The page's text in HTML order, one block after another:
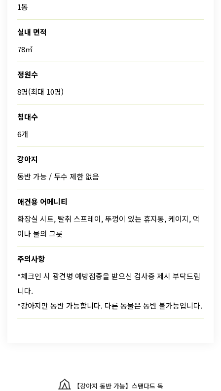
1동
실내 면적
78㎡
정원수
8명(최대 10명)
침대수
6개
강아지
동반 가능 / 두수 제한 없음
애견용 어메니티
화장실 시트, 탈취 스프레이, 뚜껑이 있는 휴지통, 케이지, 먹
이나 물의 그릇
주의사항
*체크인 시 광견병 예방접종을 받으신 검사증 제시 부탁드립
니다.
*강아지만 동반 가능합니다. 다른 동물은 동반 불가능입니다.
【강아지 동반 가능】스탠다드 독